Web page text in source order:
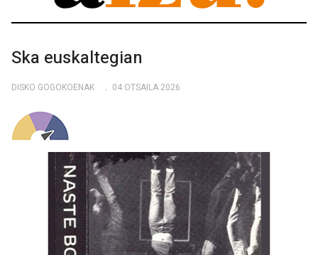
Ska euskaltegian
DISKO GOGOKOENAK 04 OTSAILA 2026